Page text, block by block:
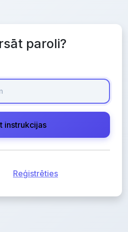
paroli?
Reģistrēties